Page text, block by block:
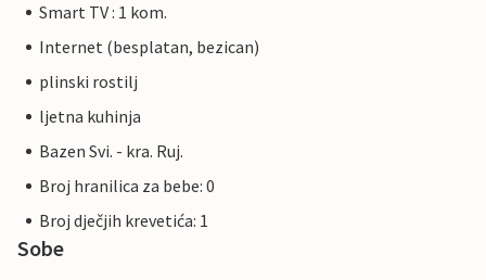
Smart TV : 1 kom.
Internet (besplatan, bezican)
plinski rostilj
ljetna kuhinja
Bazen Svi. - kra. Ruj.
Broj hranilica za bebe: 0
Broj dječjih krevetića: 1
Sobe